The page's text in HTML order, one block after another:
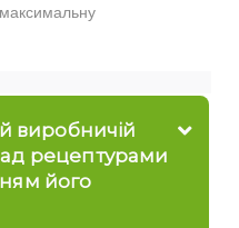
максимальну
виробничій
рецептурами
його